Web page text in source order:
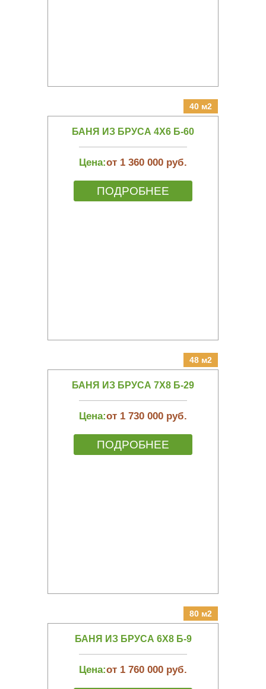
40 м2
БАНЯ ИЗ БРУСА 4Х6 Б-60
Цена:от 1 360 000 руб.
ПОДРОБНЕЕ
48 м2
БАНЯ ИЗ БРУСА 7Х8 Б-29
Цена:от 1 730 000 руб.
ПОДРОБНЕЕ
80 м2
БАНЯ ИЗ БРУСА 6Х8 Б-9
Цена:от 1 760 000 руб.